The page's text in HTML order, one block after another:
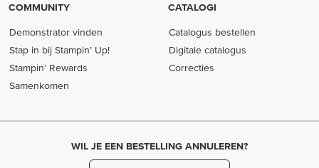
COMMUNITY
Demonstrator vinden
Stap in bij Stampin’ Up!
Stampin' Rewards
Samenkomen
CATALOGI
Catalogus bestellen
Digitale catalogus
Correcties
WIL JE EEN BESTELLING ANNULEREN?